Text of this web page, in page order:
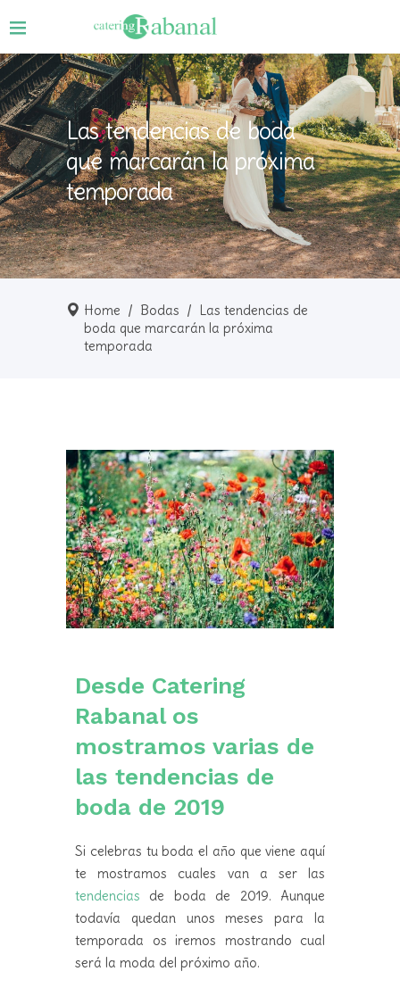
Las tendencias de boda
que marcarán la próxima
temporada
Home / Bodas / Las tendencias de
boda que marcarán la próxima
temporada
Desde Catering
Rabanal os
mostramos varias de
las tendencias de
boda de 2019
Si celebras tu boda el año que viene aquí
te mostramos cuales van a ser las
tendencias de boda de 2019. Aunque
todavía quedan unos meses para la
temporada os iremos mostrando cual
será la moda del próximo año.